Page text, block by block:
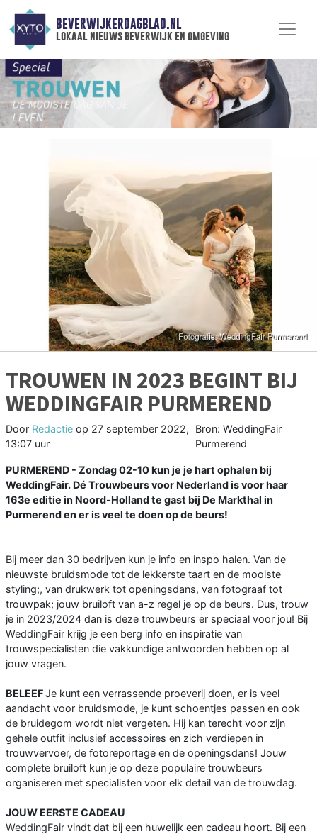
BEVERWIJKERDAGBLAD.NL
lokaal nieuws beverwijk en omgeving
TROUWEN IN 2023 BEGINT BIJ
WEDDINGFAIR PURMEREND
Door Redactie op 27 september 2022,
13:07 uur
Bron: WeddingFair
Purmerend
PURMEREND - Zondag 02-10 kun je je hart ophalen bij
WeddingFair. Dé Trouwbeurs voor Nederland is voor haar
163e editie in Noord-Holland te gast bij De Markthal in
Purmerend en er is veel te doen op de beurs!
Bij meer dan 30 bedrijven kun je info en inspo halen. Van de
nieuwste bruidsmode tot de lekkerste taart en de mooiste
styling;, van drukwerk tot openingsdans, van fotograaf tot
trouwpak; jouw bruiloft van a-z regel je op de beurs. Dus, trouw
je in 2023/2024 dan is deze trouwbeurs er speciaal voor jou! Bij
WeddingFair krijg je een berg info en inspiratie van
trouwspecialisten die vakkundige antwoorden hebben op al
jouw vragen.
BELEEFJe kunt een verrassende proeverij doen, er is veel
aandacht voor bruidsmode, je kunt schoentjes passen en ook
de bruidegom wordt niet vergeten. Hij kan terecht voor zijn
gehele outfit inclusief accessoires en zich verdiepen in
trouwvervoer, de fotoreportage en de openingsdans! Jouw
complete bruiloft kun je op deze populaire trouwbeurs
organiseren met specialisten voor elk detail van de trouwdag.
JOUW EERSTE CADEAU
WeddingFair vindt dat bij een huwelijk een cadeau hoort. Bij een